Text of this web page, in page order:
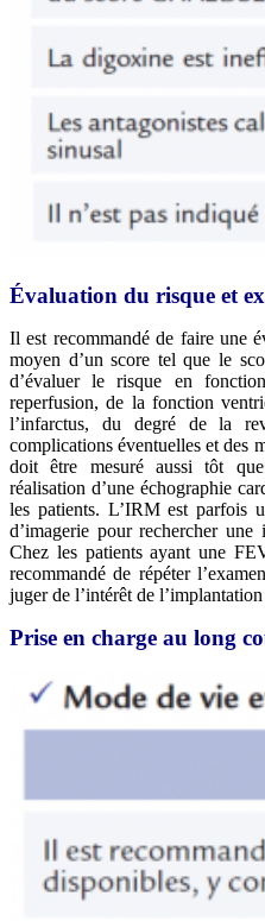
Évaluation du risque et
Il est recommandé de faire une
moyen d’un score tel que le
d’évaluer le risque en
reperfusion, de la fonction
l’infarctus, du degré de la
complications éventuelles et des
doit être mesuré aussi tôt
réalisation d’une échographie
les patients. L’IRM est parfois
d’imagerie pour rechercher
Chez les patients ayant une
recommandé de répéter
juger de l’intérêt de
Prise en charge au long